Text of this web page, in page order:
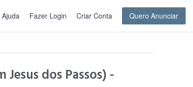
Ajuda Fazer Login Criar Conta Quero Anunciar
dos Passos) -